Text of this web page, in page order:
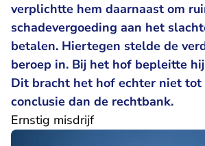
verplichtte hem daarnaast om
schadevergoeding aan het
betalen. Hiertegen stelde de
beroep in. Bij het hof bepleitte
Dit bracht het hof echter niet tot
conclusie dan de rechtbank.
Ernstig misdrijf